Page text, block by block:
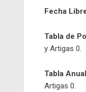
Fecha
Tabla de
y Artigas 0.
Tabla
Artigas 0.